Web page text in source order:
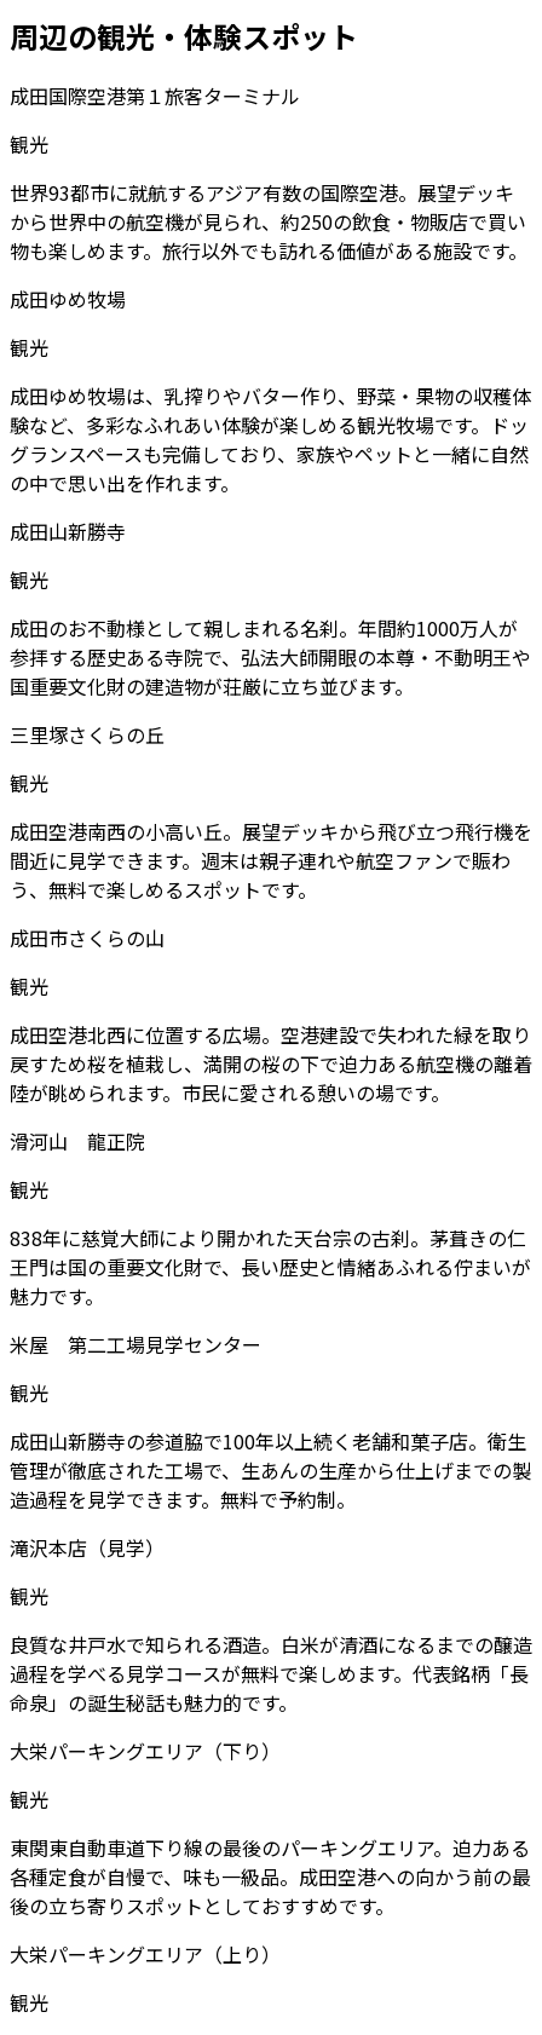
周辺の観光・体験スポット
成田国際空港第１旅客ターミナル
観光
世界93都市に就航するアジア有数の国際空港。展望デッキ
から世界中の航空機が見られ、約250の飲食・物販店で買い
物も楽しめます。旅行以外でも訪れる価値がある施設です。
成田ゆめ牧場
観光
成田ゆめ牧場は、乳搾りやバター作り、野菜・果物の収穫体
験など、多彩なふれあい体験が楽しめる観光牧場です。ドッ
グランスペースも完備しており、家族やペットと一緒に自然
の中で思い出を作れます。
成田山新勝寺
観光
成田のお不動様として親しまれる名刹。年間約1000万人が
参拝する歴史ある寺院で、弘法大師開眼の本尊・不動明王や
国重要文化財の建造物が荘厳に立ち並びます。
三里塚さくらの丘
観光
成田空港南西の小高い丘。展望デッキから飛び立つ飛行機を
間近に見学できます。週末は親子連れや航空ファンで賑わ
う、無料で楽しめるスポットです。
成田市さくらの山
観光
成田空港北西に位置する広場。空港建設で失われた緑を取り
戻すため桜を植栽し、満開の桜の下で迫力ある航空機の離着
陸が眺められます。市民に愛される憩いの場です。
滑河山 龍正院
観光
838年に慈覚大師により開かれた天台宗の古刹。茅葺きの仁
王門は国の重要文化財で、長い歴史と情緒あふれる佇まいが
魅力です。
米屋 第二工場見学センター
観光
成田山新勝寺の参道脇で100年以上続く老舗和菓子店。衛生
管理が徹底された工場で、生あんの生産から仕上げまでの製
造過程を見学できます。無料で予約制。
滝沢本店（見学）
観光
良質な井戸水で知られる酒造。白米が清酒になるまでの醸造
過程を学べる見学コースが無料で楽しめます。代表銘柄「長
命泉」の誕生秘話も魅力的です。
大栄パーキングエリア（下り）
観光
東関東自動車道下り線の最後のパーキングエリア。迫力ある
各種定食が自慢で、味も一級品。成田空港への向かう前の最
後の立ち寄りスポットとしておすすめです。
大栄パーキングエリア（上り）
観光